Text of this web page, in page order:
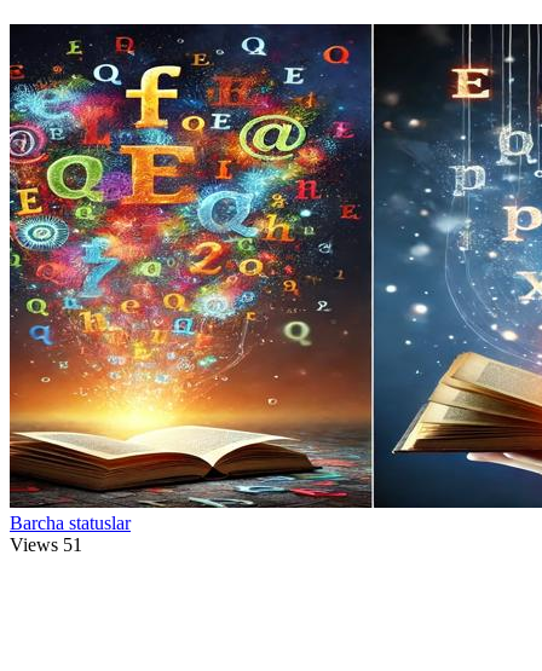
Barcha statuslar
Views 51